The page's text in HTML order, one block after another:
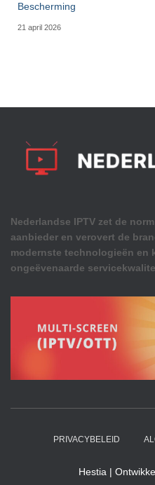
Bescherming
21 april 2026
Nederlandse IPTV zet de
aanbieder en verovert de
modernste technologieën en
ongeëvenaarde
PRIVACYBELEID
Hestia |